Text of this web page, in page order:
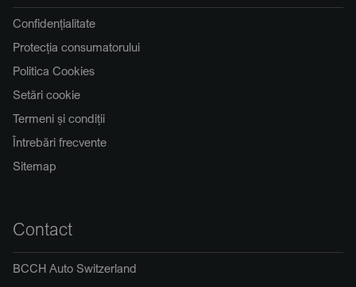
Confidențialitate
Protecția consumatorului
Politica Cookies
Setări cookie
Termeni și condiții
Întrebări frecvente
Sitemap
Contact
BCCH Auto Switzerland